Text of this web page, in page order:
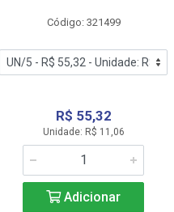
Código: 321499
R$ 55,32
Unidade: R$ 11,06
Adicionar